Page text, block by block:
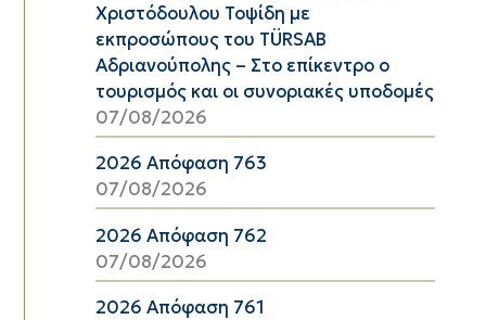
Χριστόδουλου Τοψίδη με
εκπροσώπους του TÜRSAB
Αδριανούπολης – Στο επίκεντρο ο
τουρισμός και οι συνοριακές υποδομές
07/08/2026
2026 Απόφαση 763
07/08/2026
2026 Απόφαση 762
07/08/2026
2026 Απόφαση 761